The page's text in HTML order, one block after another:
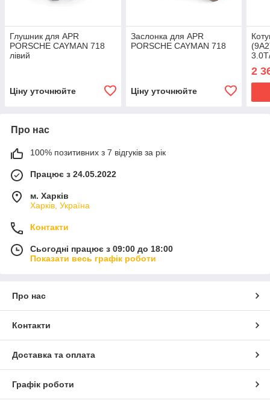
Глушник для APR
PORSCHE CAYMAN 718
лівий
Ціну уточнюйте
Заслонка для APR
PORSCHE CAYMAN 718
Ціну уточнюйте
2
Про нас
100% позитивних з 7 відгуків за рік
Працює з 24.05.2022
м. Харків
Харків, Україна
Контакти
Сьогодні працює з 09:00 до 18:00
Показати весь графік роботи
Про нас
Контакти
Доставка та оплата
Графік роботи